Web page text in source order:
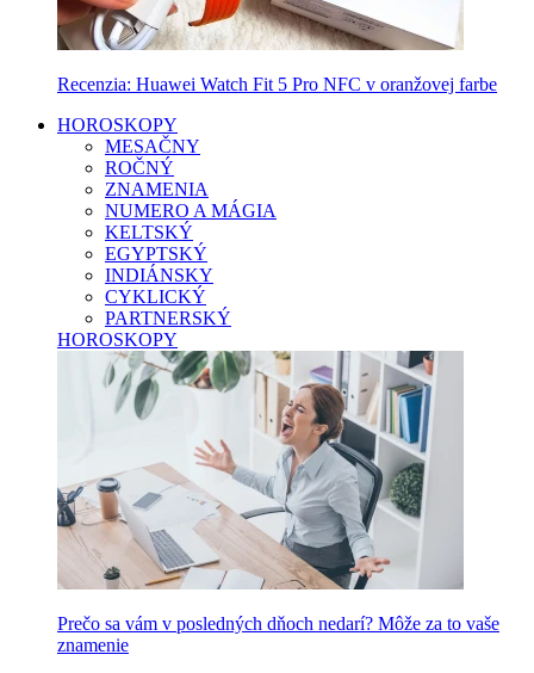
Recenzia: Huawei Watch Fit 5 Pro NFC v oranžovej farbe
HOROSKOPY
MESAČNY
ROČNÝ
ZNAMENIA
NUMERO A MÁGIA
KELTSKÝ
EGYPTSKÝ
INDIÁNSKY
CYKLICKÝ
PARTNERSKÝ
HOROSKOPY
Prečo sa vám v posledných dňoch nedarí? Môže za to vaše
znamenie